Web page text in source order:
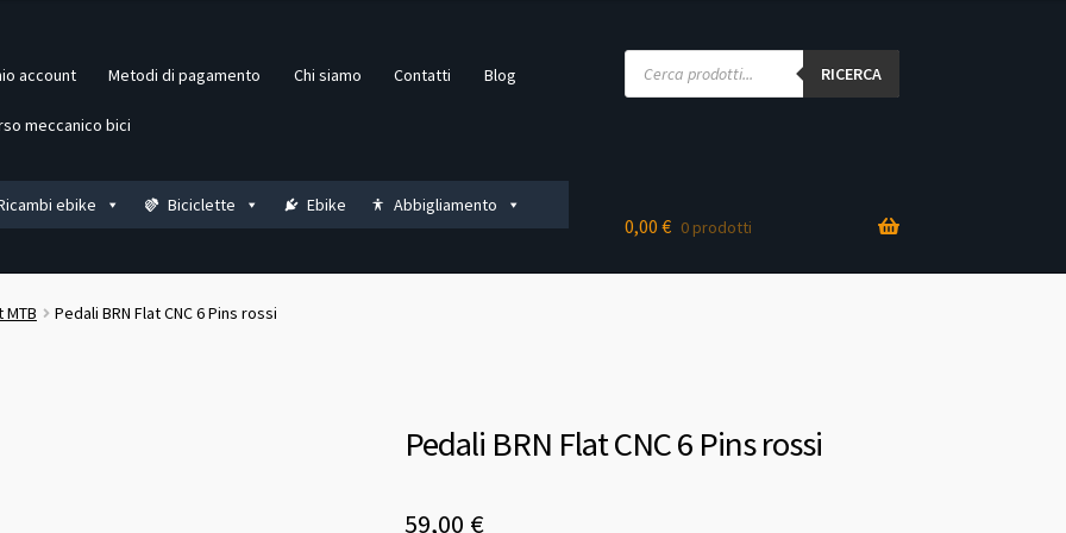
account Metodi di pagamento Chi siamo Contatti Blog
meccanico bici
Products
search RICERCA
ebike Biciclette Ebike Abbigliamento
0,00 € 0 prodotti
MTB Pedali BRN Flat CNC 6 Pins rossi
Pedali BRN Flat CNC 6 Pins rossi
59,00 €